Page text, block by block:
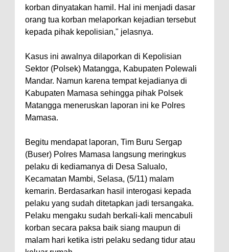
korban dinyatakan hamil. Hal ini menjadi dasar
orang tua korban melaporkan kejadian tersebut
kepada pihak kepolisian," jelasnya.
Kasus ini awalnya dilaporkan di Kepolisian
Sektor (Polsek) Matangga, Kabupaten Polewali
Mandar. Namun karena tempat kejadianya di
Kabupaten Mamasa sehingga pihak Polsek
Matangga meneruskan laporan ini ke Polres
Mamasa.
Begitu mendapat laporan, Tim Buru Sergap
(Buser) Polres Mamasa langsung meringkus
pelaku di kediamanya di Desa Salualo,
Kecamatan Mambi, Selasa, (5/11) malam
kemarin. Berdasarkan hasil interogasi kepada
pelaku yang sudah ditetapkan jadi tersangaka.
Pelaku mengaku sudah berkali-kali mencabuli
korban secara paksa baik siang maupun di
malam hari ketika istri pelaku sedang tidur atau